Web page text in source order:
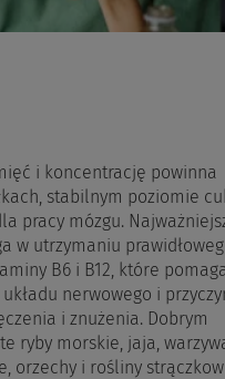
i koncentrację powinna
stabilnym poziomie
pracy mózgu.
w utrzymaniu
B6 i B12, które
nerwowego i
i znużenia. Dobrym
ryby morskie, jaja,
orzechy i rośliny